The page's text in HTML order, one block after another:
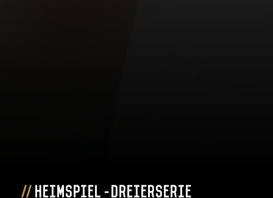
Heimspiel-Dreierserie